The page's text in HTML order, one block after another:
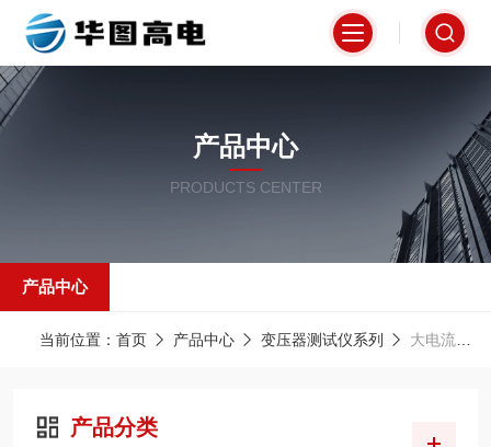
产品中心
PRODUCTS CENTER
产品中心
当前位置： 首页 产品中心 变压器测试仪系列 大电流生器
产品分类